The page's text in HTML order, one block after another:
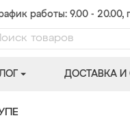
работы: 9.00 - 20.00,
ДОСТАВКА И